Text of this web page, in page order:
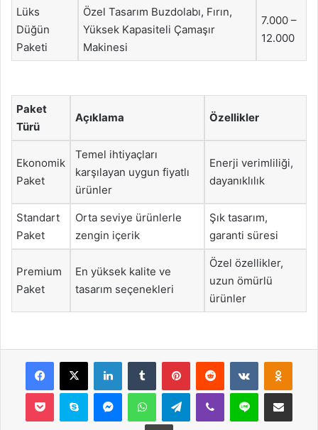
Lüks
Düğün
Paketi
Özel Tasarım Buzdolabı, Fırın,
Yüksek Kapasiteli Çamaşır
Makinesi
7.000 –
12.000
Paket
Türü
Açıklama Özellikler
Ekonomik
Paket
Temel ihtiyaçları
karşılayan uygun fiyatlı
ürünler
Enerji verimliliği,
dayanıklılık
Standart
Paket
Orta seviye ürünlerle
zengin içerik
Şık tasarım,
garanti süresi
Premium
Paket
En yüksek kalite ve
tasarım seçenekleri
Özel özellikler,
uzun ömürlü
ürünler
Facebook
X LinkedInTumblr PinterestReddit VKontakte
Pocket Skype MessengerWhatsAppTelegramViber Line E-Posta ile
Yazdır